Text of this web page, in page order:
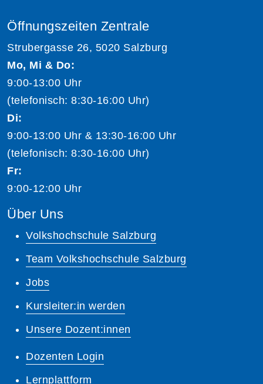
Öffnungszeiten Zentrale
Strubergasse 26, 5020 Salzburg
Mo, Mi & Do:
9:00-13:00 Uhr
(telefonisch: 8:30-16:00 Uhr)
Di:
9:00-13:00 Uhr & 13:30-16:00 Uhr
(telefonisch: 8:30-16:00 Uhr)
Fr:
9:00-12:00 Uhr
Über Uns
Volkshochschule Salzburg
Team Volkshochschule Salzburg
Jobs
Kursleiter:in werden
Unsere Dozent:innen
Dozenten Login
Lernplattform